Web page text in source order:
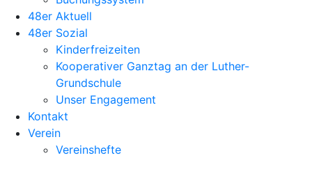
48er Aktuell
48er Sozial
Kinderfreizeiten
Kooperativer Ganztag an der Luther-
Grundschule
Unser Engagement
Kontakt
Verein
Vereinshefte